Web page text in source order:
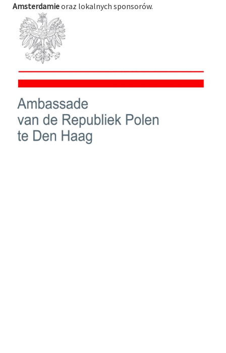
Amsterdamieoraz lokalnych sponsorów.